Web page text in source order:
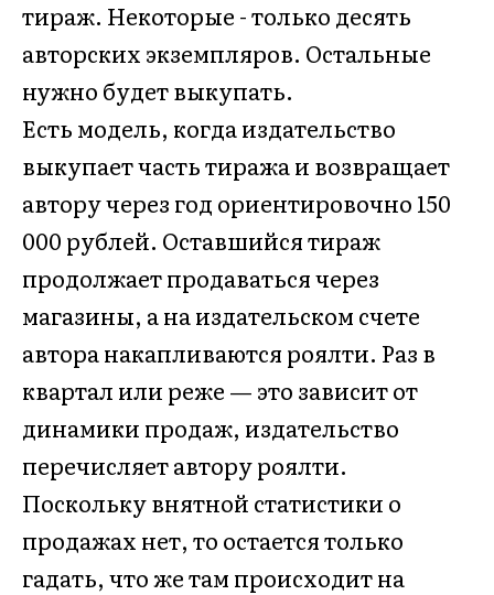
тираж. Некоторые - только десять
авторских экземпляров. Остальные
нужно будет выкупать.
Есть модель, когда издательство
выкупает часть тиража и возвращает
автору через год ориентировочно 150
000 рублей. Оставшийся тираж
продолжает продаваться через
магазины, а на издательском счете
автора накапливаются роялти. Раз в
квартал или реже — это зависит от
динамики продаж, издательство
перечисляет автору роялти.
Поскольку внятной статистики о
продажах нет, то остается только
гадать, что же там происходит на